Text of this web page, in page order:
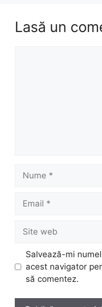
Lasă un
Nume
Email
Site
web
Salvează-mi
acest navigator
să comentez.